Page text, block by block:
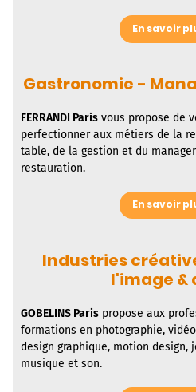
En savoir
Gastronomie -
FERRANDI Paris vous propose de
perfectionner aux métiers de la
table, de la gestion et du
restauration.
En savoir
Industries
l'image &
GOBELINS Paris propose aux
formations en photographie,
design graphique, motion design,
musique et son.